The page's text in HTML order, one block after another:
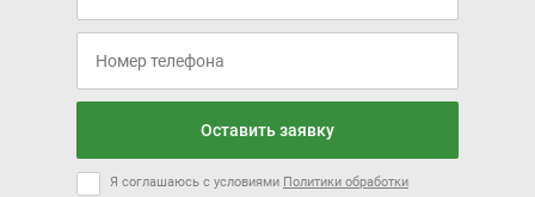
Оставить заявку
Я соглашаюсь с условиями Политики обработки